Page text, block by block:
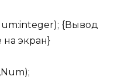
{Вывод
экран}